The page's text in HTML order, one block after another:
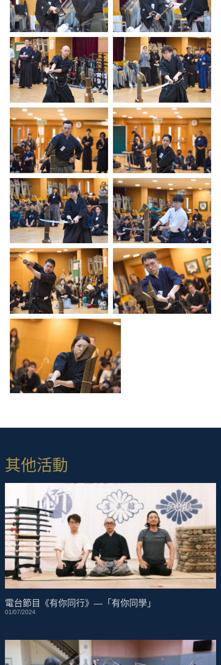
其他活動
電台節目《有你同行》—「有你同學」
01/07/2024